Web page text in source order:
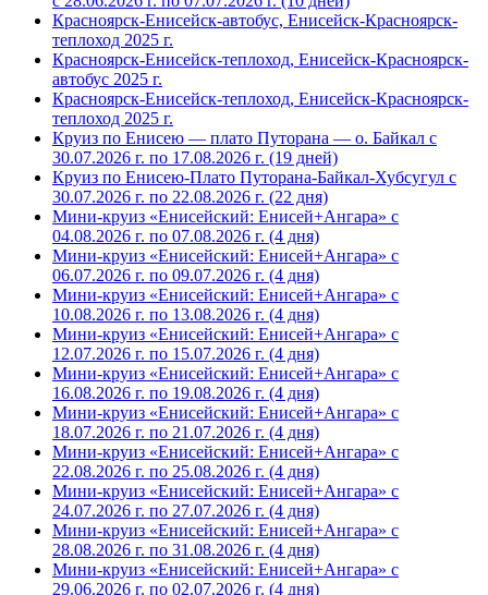
Красноярск-Енисейск-автобус, Енисейск-Красноярск-
теплоход 2025 г.
Красноярск-Енисейск-теплоход, Енисейск-Красноярск-
автобус 2025 г.
Красноярск-Енисейск-теплоход, Енисейск-Красноярск-
теплоход 2025 г.
Круиз по Енисею — плато Путорана — о. Байкал с
30.07.2026 г. по 17.08.2026 г. (19 дней)
Круиз по Енисею-Плато Путорана-Байкал-Хубсугул с
30.07.2026 г. по 22.08.2026 г. (22 дня)
Мини-круиз «Енисейский: Енисей+Ангара» с
04.08.2026 г. по 07.08.2026 г. (4 дня)
Мини-круиз «Енисейский: Енисей+Ангара» с
06.07.2026 г. по 09.07.2026 г. (4 дня)
Мини-круиз «Енисейский: Енисей+Ангара» с
10.08.2026 г. по 13.08.2026 г. (4 дня)
Мини-круиз «Енисейский: Енисей+Ангара» с
12.07.2026 г. по 15.07.2026 г. (4 дня)
Мини-круиз «Енисейский: Енисей+Ангара» с
16.08.2026 г. по 19.08.2026 г. (4 дня)
Мини-круиз «Енисейский: Енисей+Ангара» с
18.07.2026 г. по 21.07.2026 г. (4 дня)
Мини-круиз «Енисейский: Енисей+Ангара» с
22.08.2026 г. по 25.08.2026 г. (4 дня)
Мини-круиз «Енисейский: Енисей+Ангара» с
24.07.2026 г. по 27.07.2026 г. (4 дня)
Мини-круиз «Енисейский: Енисей+Ангара» с
28.08.2026 г. по 31.08.2026 г. (4 дня)
Мини-круиз «Енисейский: Енисей+Ангара» с
29.06.2026 г. по 02.07.2026 г. (4 дня)